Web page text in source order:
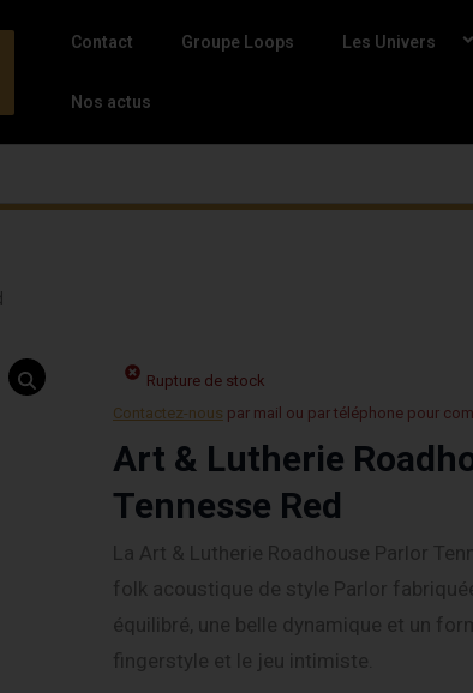
Contact Groupe Loops Les Univers
Nos actus
Rupture de stock
Contactez-nous par mail ou par téléphone pour
Art & Lutherie
Tennesse Red
La Art & Lutherie Roadhouse Parlor
folk acoustique de style Parlor
équilibré, une belle dynamique et un
fingerstyle et le jeu intimiste.